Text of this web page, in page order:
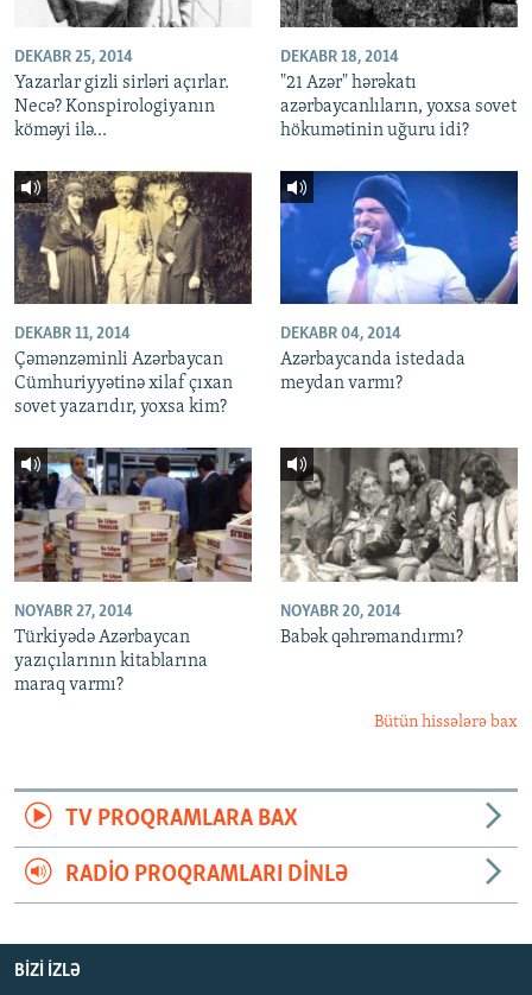
DEKABR 25, 2014
Yazarlar gizli sirləri açırlar.
Necə? Konspirologiyanın
köməyi ilə...
DEKABR 18, 2014
"21 Azər" hərəkatı
azərbaycanlıların, yoxsa sovet
hökumətinin uğuru idi?
DEKABR 11, 2014
Çəmənzəminli Azərbaycan
Cümhuriyyətinə xilaf çıxan
sovet yazarıdır, yoxsa kim?
DEKABR 04, 2014
Azərbaycanda istedada
meydan varmı?
NOYABR 27, 2014
Türkiyədə Azərbaycan
yazıçılarının kitablarına
maraq varmı?
NOYABR 20, 2014
Babək qəhrəmandırmı?
Bütün hissələrə bax
TV PROQRAMLARA BAX
RADIO PROQRAMLARI DINLƏ
BIZI IZLƏ